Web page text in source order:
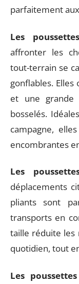
parfaitement
Les
affronter les
tout-terrain se
gonflables.
et une grande
bosselés.
campagne,
encombrantes
Les
déplacements
pliants sont
transports en
taille réduite les
quotidien, tout
Les